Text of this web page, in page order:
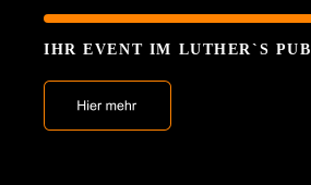
IHR EVENT IM LUTHER`S PUB